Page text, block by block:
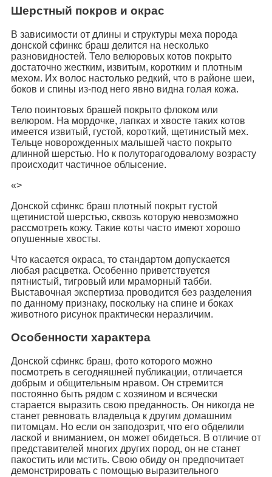
Шерстный покров и окрас
В зависимости от длины и структуры меха порода
донской сфинкс браш делится на несколько
разновидностей. Тело велюровых котов покрыто
достаточно жестким, извитым, коротким и плотным
мехом. Их волос настолько редкий, что в районе шеи,
боков и спины из-под него явно видна голая кожа.
Тело поинтовых брашей покрыто флоком или
велюром. На мордочке, лапках и хвосте таких котов
имеется извитый, густой, короткий, щетинистый мех.
Тельце новорожденных малышей часто покрыто
длинной шерстью. Но к полуторагодовалому возрасту
происходит частичное облысение.
«>
Донской сфинкс браш плотный покрыт густой
щетинистой шерстью, сквозь которую невозможно
рассмотреть кожу. Такие коты часто имеют хорошо
опушенные хвосты.
Что касается окраса, то стандартом допускается
любая расцветка. Особенно приветствуется
пятнистый, тигровый или мраморный табби.
Выставочная экспертиза проводится без разделения
по данному признаку, поскольку на спине и боках
животного рисунок практически неразличим.
Особенности характера
Донской сфинкс браш, фото которого можно
посмотреть в сегодняшней публикации, отличается
добрым и общительным нравом. Он стремится
постоянно быть рядом с хозяином и всячески
старается выразить свою преданность. Он никогда не
станет ревновать владельца к другим домашним
питомцам. Но если он заподозрит, что его обделили
лаской и вниманием, он может обидеться. В отличие от
представителей многих других пород, он не станет
пакостить или мстить. Свою обиду он предпочитает
демонстрировать с помощью выразительного